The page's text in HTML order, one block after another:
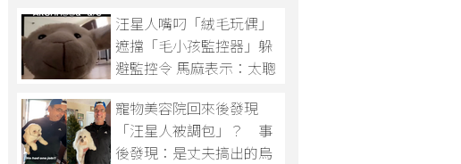
汪星人嘴叼「絨毛玩偶」
遮擋「毛小孩監控器」躲
避監控令 馬麻表示：太聰
寵物美容院回來後發現
「汪星人被調包」？ 事
後發現：是丈夫搞出的烏